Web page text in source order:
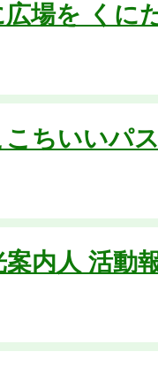
場を くに
ちいいパ
案内人 活動